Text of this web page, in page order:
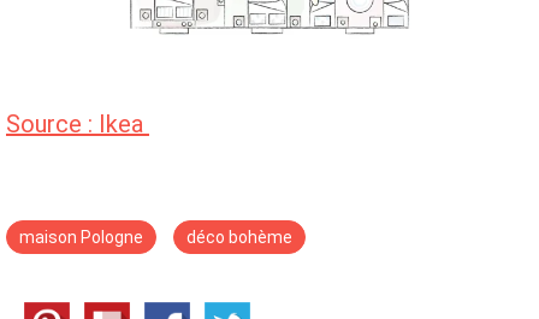
Source : Ikea
maison Pologne déco bohème